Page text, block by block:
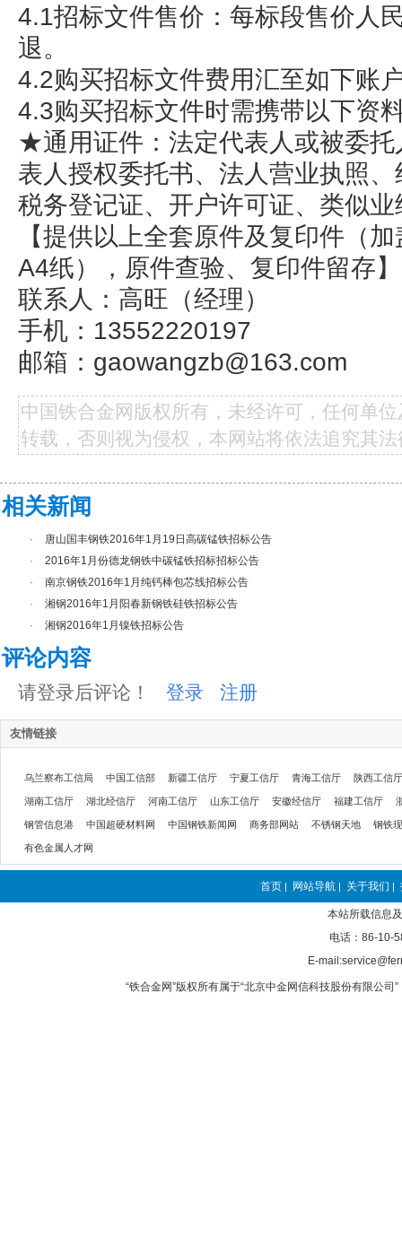
4.1招标文件售价：每标段售价人
退。
4.2购买招标文件费用汇至如下账
4.3购买招标文件时需携带以下资
★通用证件：法定代表人或被委托
表人授权委托书、法人营业执照
税务登记证、开户许可证、类似业
【提供以上全套原件及复印件（
A4纸），原件查验、复印件留存】
联系人：高旺（经理）
手机：13552220197
邮箱：gaowangzb@163.com
中国铁合金网版权所有，未经许可，任何单
转载，否则视为侵权，本网站将依法追究其
相关新闻
·
唐山国丰钢铁2016年1月19日高碳锰铁招标公告
·
2016年1月份德龙钢铁中碳锰铁招标招标公告
·
南京钢铁2016年1月纯钙棒包芯线招标公告
·
湘钢2016年1月阳春新钢铁硅铁招标公告
·
湘钢2016年1月镍铁招标公告
评论内容
请登录后评论！ 登录 注册
友情链接
乌兰察布工信局 中国工信部 新疆工信厅 宁夏工信厅 青海工信厅 陕西工信厅
湖南工信厅 湖北经信厅 河南工信厅 山东工信厅 安徽经信厅 福建工信厅
钢管信息港 中国超硬材料网 中国钢铁新闻网 商务部网站 不锈钢天地 钢铁
有色金属人才网
首页 | 网站导航 | 关于我们 |
本站所载信息
电话：86-10-
E-
“铁合金网”版权所有属于“北京中金网信科技股份有限公司